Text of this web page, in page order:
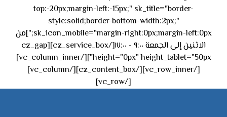
top:-20px;margin-left:-15px;" sk_title="border-
style:solid;border-bottom-width:2px;"
sk_icon_mobile="margin-right:0px;margin-left:0px;"]من
الاثنين إلى الجمعة ٩:٠٠ - ١٧:٠٠[/cz_service_box][cz_gap
height="0px" height_tablet="50px"][/vc_column_inner]
[/vc_row_inner][/cz_content_box][/vc_column]
[/vc_row]